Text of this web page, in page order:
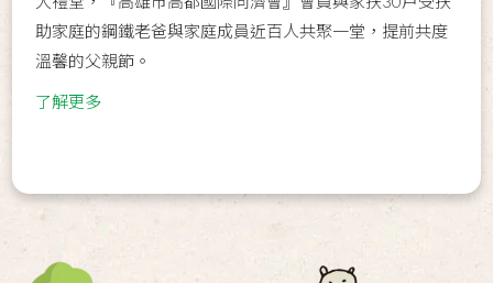
助家庭的鋼鐵老爸與家庭成員近百人共聚一堂，提前共度
溫馨的父親節。
了解更多